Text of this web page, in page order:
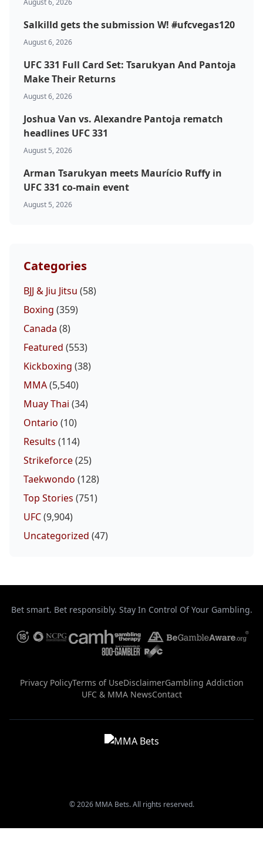
August 6, 2026
Salkilld gets the submission W! #ufcvegas120
August 6, 2026
UFC 331 Full Card Set: Tsarukyan And Pantoja
Make Their Returns
August 6, 2026
Joshua Van vs. Alexandre Pantoja rematch
headlines UFC 331
August 5, 2026
Arman Tsarukyan meets Maurício Ruffy in
UFC 331 co-main event
August 5, 2026
Categories
BJJ & Jiu Jitsu (58)
Boxing (359)
Canada (8)
Featured (553)
Kickboxing (38)
MMA(5,540)
Muay Thai (34)
Ontario (10)
Results (114)
Strikeforce(25)
Taekwondo (128)
Top Stories (751)
UFC(9,904)
Uncategorized (47)
Bet smart. Bet responsibly. Stay In Control Of Your Gambling.
Privacy PolicyTerms of UseDisclaimerGambling Addiction
UFC & MMA NewsContact
© 2026 MMA Bets. All rights reserved.